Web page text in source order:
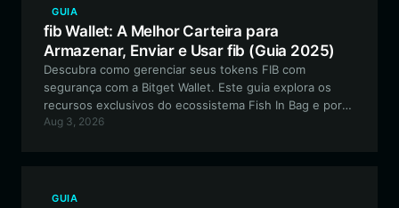
GUIA
fib Wallet: A Melhor Carteira para
Armazenar, Enviar e Usar fib (Guia 2025)
Descubra como gerenciar seus tokens FIB com
segurança com a Bitget Wallet. Este guia explora os
recursos exclusivos do ecossistema Fish In Bag e por
que a Bitget Wallet é a escolha ideal para seus ativos
Aug 3, 2026
GUIA